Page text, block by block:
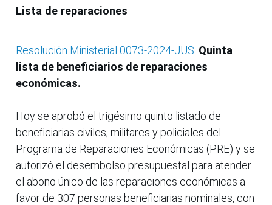
Lista de reparaciones
Resolución Ministerial 0073-2024-JUS Quinta
lista de beneficiarios de reparaciones
económicas.
Hoy se aprobó el trigésimo quinto listado de
beneficiarias civiles, militares y policiales del
Programa de Reparaciones Económicas (PRE) y se
autorizó el desembolso presupuestal para atender
el abono único de las reparaciones económicas a
favor de 307 personas beneficiarias nominales, con